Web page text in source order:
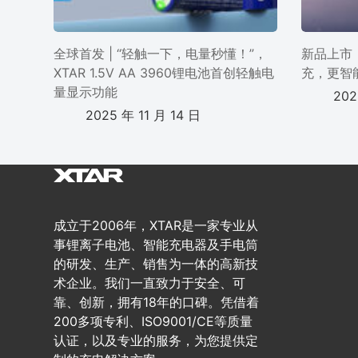
全球首发 | “轻触一下，电量秒懂！”，
XTAR 1.5V AA 3960锂电池首创轻触电
量显示功能
2025 年 11 月 14 日
新品上市
充，更智
成立于2006年，XTAR是一家专业从
事锂离子电池、智能充电器及手电筒
的研发、生产、销售为一体的高新技
术企业。我们一直致力于安全、可
靠、创新，拥有18年的口碑。凭借着
200多项专利、ISO9001/CE等质量
认证，以及专业的服务，为您提供定